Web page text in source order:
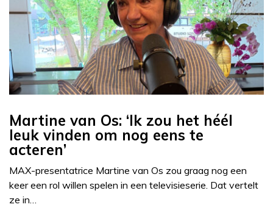
Martine van Os: ‘Ik zou het héél
leuk vinden om nog eens te
acteren’
MAX-presentatrice Martine van Os zou graag nog een
keer een rol willen spelen in een televisieserie. Dat vertelt
ze in…